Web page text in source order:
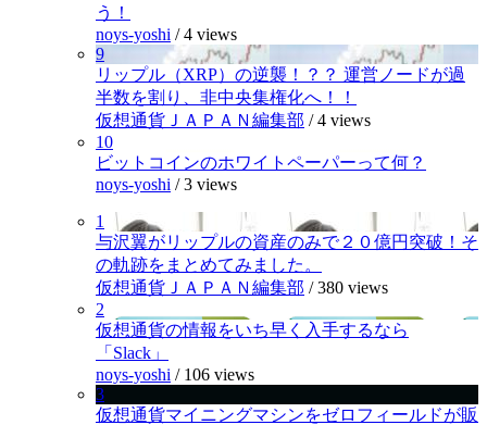
う！
noys-yoshi /4 views
9
リップル（XRP）の逆襲！？？ 運営ノードが過
半数を割り、非中央集権化へ！！
仮想通貨ＪＡＰＡＮ編集部 /4 views
10
ビットコインのホワイトペーパーって何？
noys-yoshi /3 views
1
与沢翼がリップルの資産のみで２０億円突破！そ
の軌跡をまとめてみました。
仮想通貨ＪＡＰＡＮ編集部 /380 views
2
仮想通貨の情報をいち早く入手するなら
「Slack」
noys-yoshi / 106 views
3
仮想通貨マイニングマシンをゼロフィールドが販